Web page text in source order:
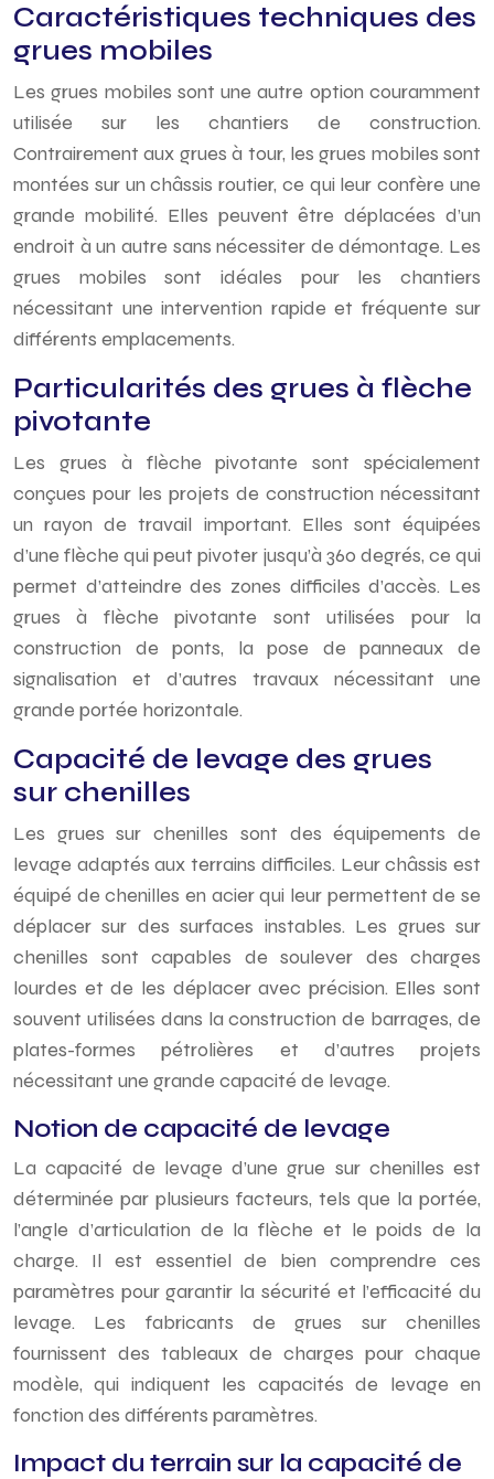
Caractéristiques techniques des
grues mobiles
Les grues mobiles sont une autre option couramment
utilisée sur les chantiers de construction.
Contrairement aux grues à tour, les grues mobiles sont
montées sur un châssis routier, ce qui leur confère une
grande mobilité. Elles peuvent être déplacées d’un
endroit à un autre sans nécessiter de démontage. Les
grues mobiles sont idéales pour les chantiers
nécessitant une intervention rapide et fréquente sur
différents emplacements.
Particularités des grues à flèche
pivotante
Les grues à flèche pivotante sont spécialement
conçues pour les projets de construction nécessitant
un rayon de travail important. Elles sont équipées
d’une flèche qui peut pivoter jusqu’à 360 degrés, ce qui
permet d’atteindre des zones difficiles d’accès. Les
grues à flèche pivotante sont utilisées pour la
construction de ponts, la pose de panneaux de
signalisation et d’autres travaux nécessitant une
grande portée horizontale.
Capacité de levage des grues
sur chenilles
Les grues sur chenilles sont des équipements de
levage adaptés aux terrains difficiles. Leur châssis est
équipé de chenilles en acier qui leur permettent de se
déplacer sur des surfaces instables. Les grues sur
chenilles sont capables de soulever des charges
lourdes et de les déplacer avec précision. Elles sont
souvent utilisées dans la construction de barrages, de
plates-formes pétrolières et d’autres projets
nécessitant une grande capacité de levage.
Notion de capacité de levage
La capacité de levage d’une grue sur chenilles est
déterminée par plusieurs facteurs, tels que la portée,
l’angle d’articulation de la flèche et le poids de la
charge. Il est essentiel de bien comprendre ces
paramètres pour garantir la sécurité et l’efficacité du
levage. Les fabricants de grues sur chenilles
fournissent des tableaux de charges pour chaque
modèle, qui indiquent les capacités de levage en
fonction des différents paramètres.
Impact du terrain sur la capacité de